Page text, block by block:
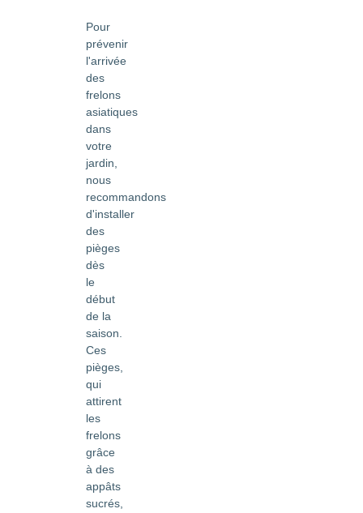
Pour
prévenir
l'arrivée
des
frelons
asiatiques
dans
votre
jardin,
nous
recommandons
d'installer
des
pièges
dès
le
début
de la
saison.
Ces
pièges,
qui
attirent
les
frelons
grâce
à des
appâts
sucrés,